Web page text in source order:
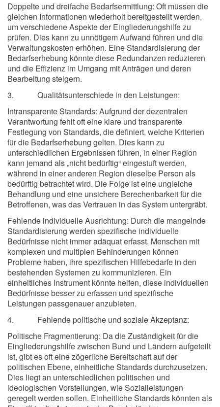
Doppelte und dreifache Bedarfsermittlung: Oft müssen die
gleichen Informationen wiederholt bereitgestellt werden,
um verschiedene Aspekte der Eingliederungshilfe zu
prüfen. Dies kann zu unnötigem Aufwand führen und die
Verwaltungskosten erhöhen. Eine Standardisierung der
Bedarfserhebung könnte diese Redundanzen reduzieren
und die Effizienz im Umgang mit Anträgen und deren
Bearbeitung steigern.
3. Qualitätsunterschiede in den Leistungen:
Intransparente Standards: Aufgrund der dezentralen
Verantwortung fehlt oft eine klare und transparente
Festlegung von Standards, die definiert, welche Kriterien
für die Bedarfserhebung gelten. Dies kann zu
unterschiedlichen Ergebnissen führen, in einer Region
kann jemand als „nicht bedürftig“ eingestuft werden,
während in einer anderen Region dieselbe Person als
bedürftig betrachtet wird. Die Folge ist eine ungleiche
Behandlung und eine unsichere Berechenbarkeit für die
Betroffenen, was das Vertrauen in das System untergräbt.
Fehlende individuelle Ausrichtung: Durch die mangelnde
Standardisierung werden spezifische individuelle
Bedürfnisse nicht immer adäquat erfasst. Menschen mit
komplexen und multiplen Behinderungen können
Probleme haben, ihre spezifischen Hilfebedarfe in den
bestehenden Systemen zu kommunizieren. Ein
einheitliches Instrument könnte helfen, diese individuellen
Bedürfnisse besser zu erfassen und spezifische
Leistungen passgenauer anzubieten.
4. Fehlende politische und soziale Akzeptanz:
Politische Fragmentierung: Da die Zuständigkeit für die
Eingliederungshilfe zwischen Bund und Ländern aufgeteilt
ist, gibt es oft eine zögerliche Bereitschaft auf der
politischen Ebene, einheitliche Standards durchzusetzen.
Dies liegt an unterschiedlichen politischen und
ideologischen Vorstellungen, wie Sozialleistungen
geregelt werden sollen. Einheitliche Standards könnten als